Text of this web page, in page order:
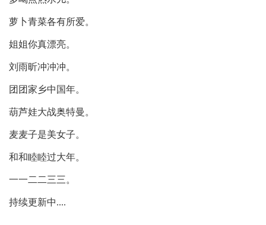
萝卜青菜各有所爱。
姐姐你真漂亮。
刘雨昕冲冲冲。
团团家乡中国年。
葫芦娃大战奥特曼。
麦麦子是美女子。
和和睦睦过大年。
一一二二三三。
持续更新中....